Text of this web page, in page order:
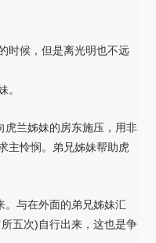
时候，但是离光明也不远
。
虎兰姊妹的房东施压，用非
主怜悯。弟兄姊妹帮助虎
。与在外面的弟兄姊妹汇
五次)自行出来，这也是争